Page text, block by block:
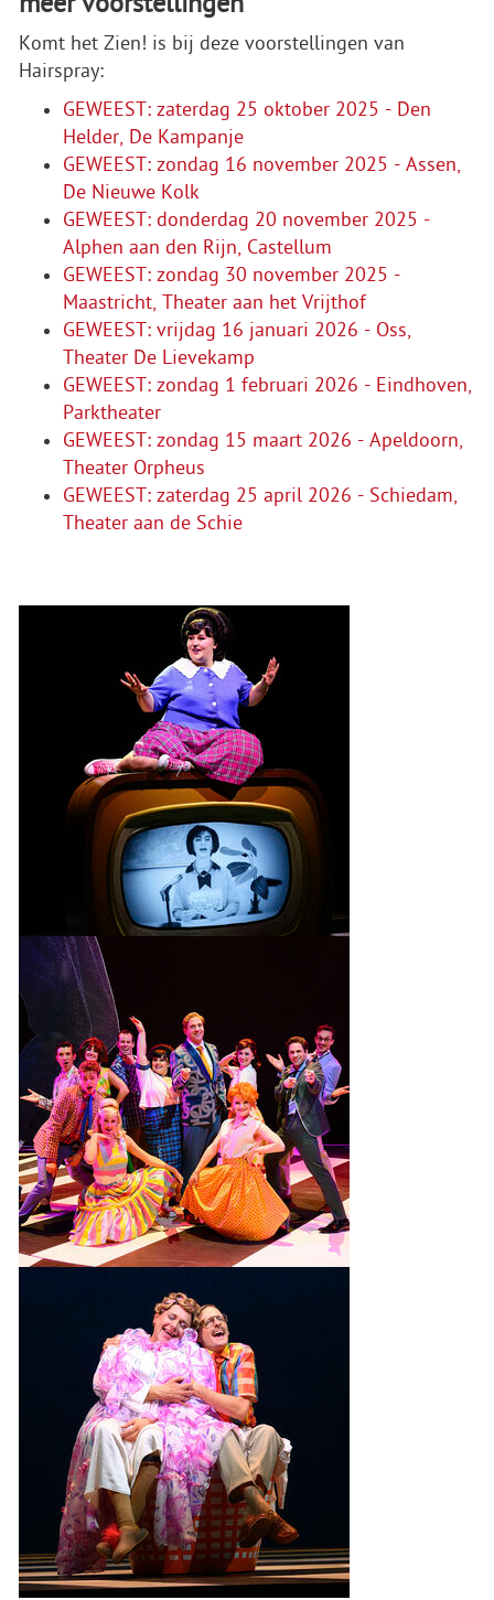
Komt het Zien! is bij deze voorstellingen van
Hairspray:
GEWEEST: zaterdag 25 oktober 2025 - Den
Helder, De Kampanje
GEWEEST: zondag 16 november 2025 - Assen,
De Nieuwe Kolk
GEWEEST: donderdag 20 november 2025 -
Alphen aan den Rijn, Castellum
GEWEEST: zondag 30 november 2025 -
Maastricht, Theater aan het Vrijthof
GEWEEST: vrijdag 16 januari 2026 - Oss,
Theater De Lievekamp
GEWEEST: zondag 1 februari 2026 - Eindhoven,
Parktheater
GEWEEST: zondag 15 maart 2026 - Apeldoorn,
Theater Orpheus
GEWEEST: zaterdag 25 april 2026 - Schiedam,
Theater aan de Schie